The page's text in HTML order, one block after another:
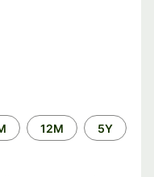
12M 5Y